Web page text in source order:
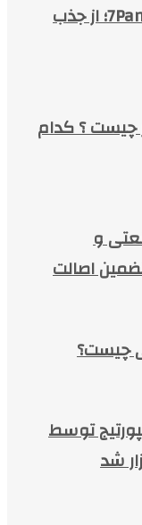
خدمات شبکه‌های اجتماعی 7Panel؛ از جذب
چیست ؟ کدام
و
اصالت
چیست؟
توسط
شد